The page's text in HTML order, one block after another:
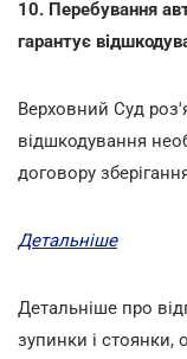
10. Перебування
гарантує
Верховний Суд
відшкодування
договору
Детальніше
Детальніше про
зупинки і стоянки,